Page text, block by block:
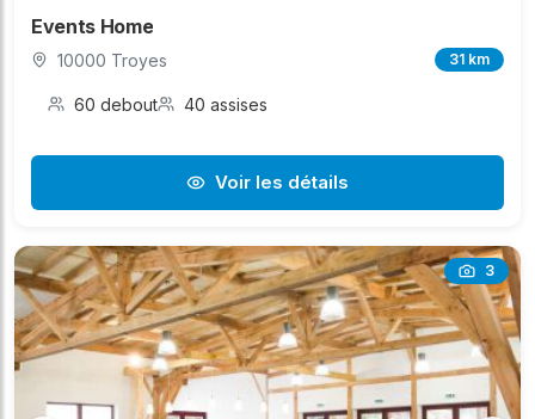
Events Home
10000 Troyes 31 km
60 debout 40 assises
Voir les détails
3